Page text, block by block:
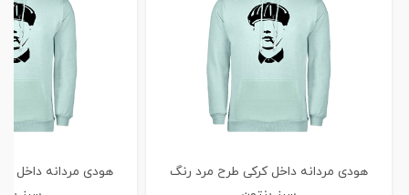
هودی مردانه داخل کرکی طرح مرد رنگ
هودی مردانه داخل